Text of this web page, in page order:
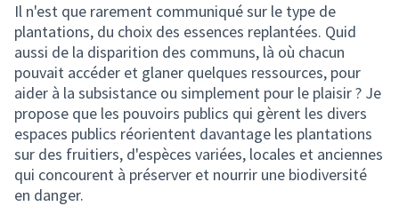
Il n'est que rarement communiqué sur le type de
plantations, du choix des essences replantées. Quid
aussi de la disparition des communs, là où chacun
pouvait accéder et glaner quelques ressources, pour
aider à la subsistance ou simplement pour le plaisir ? Je
propose que les pouvoirs publics qui gèrent les divers
espaces publics réorientent davantage les plantations
sur des fruitiers, d'espèces variées, locales et anciennes
qui concourent à préserver et nourrir une biodiversité
en danger.